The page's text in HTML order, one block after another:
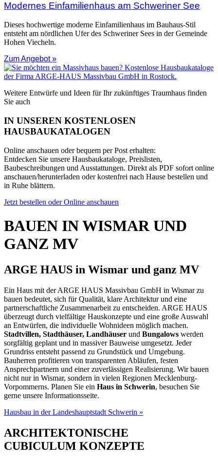
Modernes Einfamilienhaus am Schweriner See
Dieses hochwertige moderne Einfamilienhaus im Bauhaus-Stil
entsteht am nördlichen Ufer des Schweriner Sees in der Gemeinde
Hohen Viecheln.
Zum Angebot »
Weitere Entwürfe und Ideen für Ihr zukünftiges Traumhaus finden
Sie auch
IN UNSEREN KOSTENLOSEN
HAUSBAUKATALOGEN
Online anschauen oder bequem per Post erhalten:
Entdecken Sie unsere Hausbaukataloge, Preislisten,
Baubeschreibungen und Ausstattungen. Direkt als PDF sofort online
anschauen/herunterladen oder kostenfrei nach Hause bestellen und
in Ruhe blättern.
Jetzt bestellen oder Online anschauen
BAUEN IN WISMAR UND
GANZ MV
ARGE HAUS in Wismar und ganz MV
Ein Haus mit der ARGE HAUS Massivbau GmbH in Wismar zu
bauen bedeutet, sich für Qualität, klare Architektur und eine
partnerschaftliche Zusammenarbeit zu entscheiden. ARGE HAUS
überzeugt durch vielfältige Hauskonzepte und eine große Auswahl
an Entwürfen, die individuelle Wohnideen möglich machen.
Stadtvillen, Stadthäuser, Landhäuser und Bungalows werden
sorgfältig geplant und in massiver Bauweise umgesetzt. Jeder
Grundriss entsteht passend zu Grundstück und Umgebung.
Bauherren profitieren von transparenten Abläufen, festen
Ansprechpartnern und einer zuverlässigen Realisierung. Wir bauen
nicht nur in Wismar, sondern in vielen Regionen Mecklenburg-
Vorpommerns. Planen Sie ein Haus in Schwerin, besuchen Sie
gerne unsere Informationsseite.
Hausbau in der Landeshauptstadt Schwerin »
ARCHITEKTONISCHE
CUBICULUM KONZEPTE